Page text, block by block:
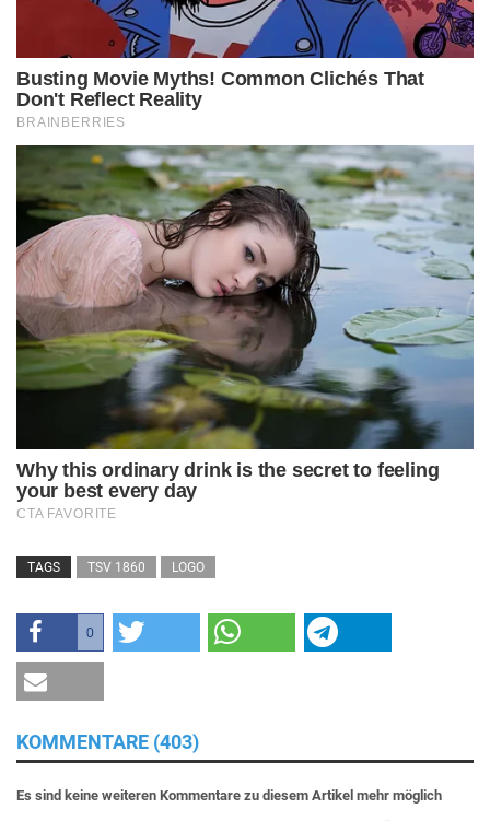
TAGS TSV 1860 LOGO
0
KOMMENTARE (403)
Es sind keine weiteren Kommentare zu diesem Artikel mehr möglich